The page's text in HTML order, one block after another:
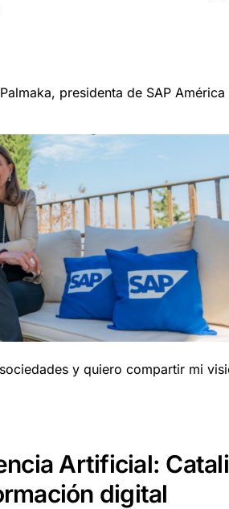
presidenta de SAP
y quiero compartir mi
Artificial:
digital